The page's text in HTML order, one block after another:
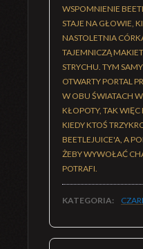
WSPOMNIENIE
STAJE NA GŁOWIE,
NASTOLETNIA
TAJEMNICZĄ
STRYCHU. TYM
OTWARTY PORTAL
W OBU ŚWIATACH
KŁOPOTY, TAK WIĘC
KIEDY KTOŚ
BEETLEJUICE'A, A
ŻEBY WYWOŁAĆ
POTRAFI.
KATEGORIA: